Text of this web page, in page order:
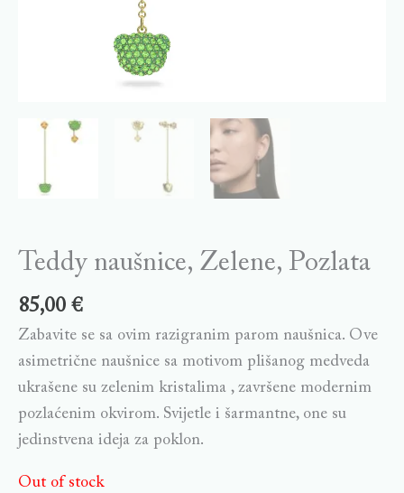
Teddy naušnice, Zelene, Pozlata
85,00 €
Zabavite se sa ovim razigranim parom naušnica. Ove
asimetrične naušnice sa motivom plišanog medveda
ukrašene su zelenim kristalima , završene modernim
pozlaćenim okvirom. Svijetle i šarmantne, one su
jedinstvena ideja za poklon.
Out of stock